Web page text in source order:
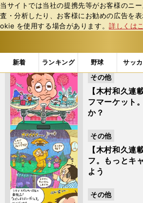
当サイトでは当社の提携先等がお客様のニ
査・分析したり、お客様にお勧めの広告を
okie を使⽤する場合があります。詳しくは
新着 ランキング 野球 サッ
b
ス
ポ
ル
テ
ィ
ー
バ
「木村和久」の検索結果 (4ページ
【木村和久連
フマーケット
か？
その他
【木村和久連
フ。もっとキ
よう
その他
その他